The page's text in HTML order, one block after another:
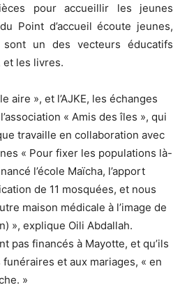
pour accueillir les jeunes
Point d’accueil écoute jeunes,
un des vecteurs éducatifs
et les livres.
aire », et l’AJKE, les échanges
« Amis des îles », qui
travaille en collaboration avec
« Pour fixer les populations là-
l’école Maïcha, l’apport
de 11 mosquées, et nous
maison médicale à l’image de
», explique Oili Abdallah.
pas financés à Mayotte, et qu’ils
et aux mariages, « en
»